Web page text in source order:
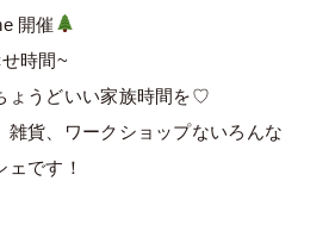
開催
時間~
ょうどいい家族時間を♡
雑貨、ワークショップないろんな
ェです！